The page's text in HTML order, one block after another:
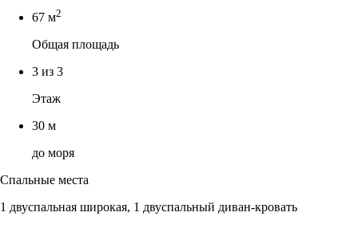
67 м2
Общая площадь
3 из 3
Этаж
30 м
до моря
Спальные места
1 двуспальная широкая, 1 двуспальный диван-кровать